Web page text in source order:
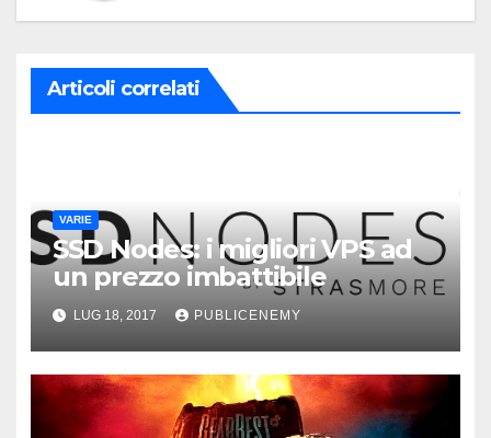
Articoli correlati
VARIE
SSD Nodes: i migliori VPS ad
un prezzo imbattibile
LUG 18, 2017 PUBLICENEMY